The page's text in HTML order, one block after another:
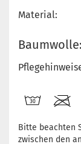
Material:
Bitte beachten
zwischen den